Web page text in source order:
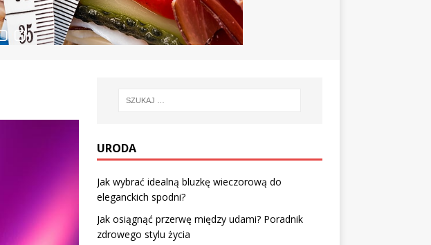
URODA
Jak wybrać idealną bluzkę wieczorową do
eleganckich spodni?
Jak osiągnąć przerwę między udami? Poradnik
zdrowego stylu życia